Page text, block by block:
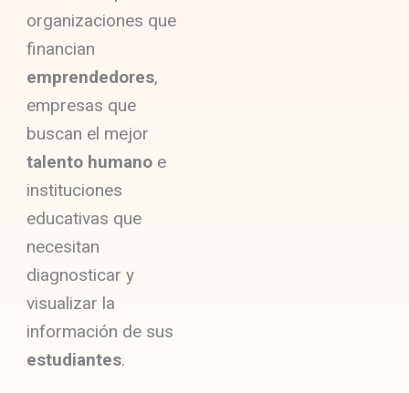
organizaciones que
financian
emprendedores,
empresas que
buscan el mejor
talento humano e
instituciones
educativas que
necesitan
diagnosticar y
visualizar la
información de sus
estudiantes.